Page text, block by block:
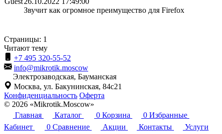
Звучит как огромное преимущество для Firefox
Страницы: 1
Читают тему
+7 495 320-55-52
info@mikrotik.moscow
Электрозаводская, Бауманская
Москва, ул. Бакунинская, 84с21
Конфиденциальность Оферта
© 2026 «Mikrotik.Moscow»
Главная
Каталог 0 Корзина 0 Избранные
Кабинет
0 Сравнение Акции Контакты
Услуги